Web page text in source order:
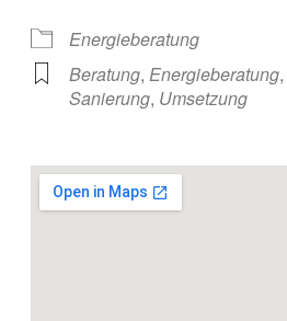
Energieberatung
Beratung, Energieberatung,
Sanierung, Umsetzung